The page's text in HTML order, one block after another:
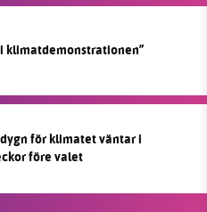
klimatdemonstrationen”
för klimatet väntar i
före valet